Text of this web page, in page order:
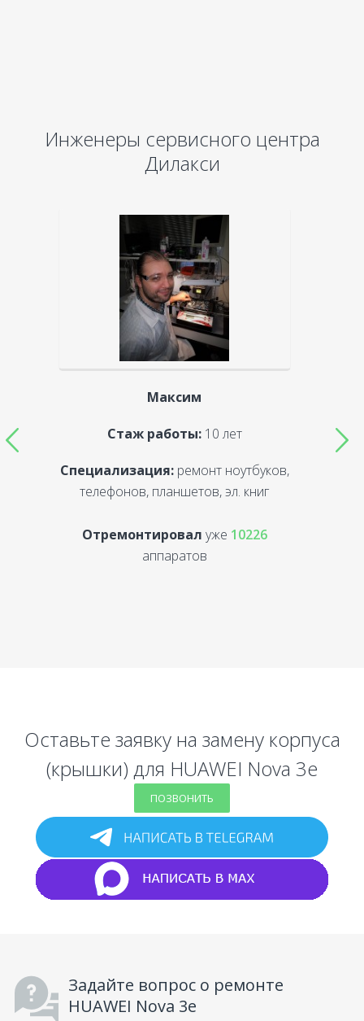
Инженеры сервисного центра
Дилакси
Максим
Стаж работы:10 лет
Специализация:ремонт ноутбуков,
телефонов, планшетов, эл. книг
Отремонтировал уже 10226
аппаратов
Оставьте заявку на замену корпуса
(крышки) для HUAWEI Nova 3e
ПОЗВОНИТЬ
Задайте вопрос о ремонте
HUAWEI Nova 3e